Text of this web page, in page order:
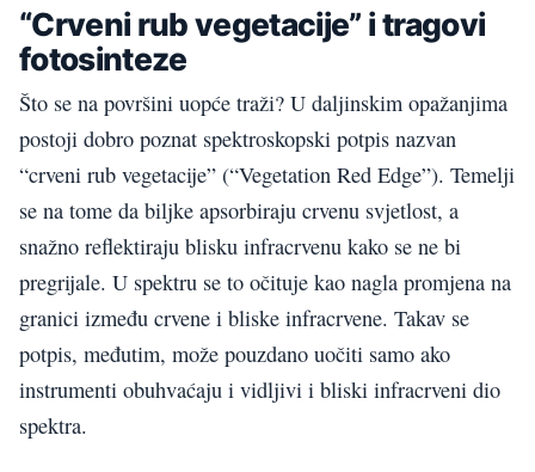
“Crveni rub vegetacije” i tragovi
fotosinteze
Što se na površini uopće traži? U daljinskim opažanjima
postoji dobro poznat spektroskopski potpis nazvan
“crveni rub vegetacije” (“Vegetation Red Edge”). Temelji
se na tome da biljke apsorbiraju crvenu svjetlost, a
snažno reflektiraju blisku infracrvenu kako se ne bi
pregrijale. U spektru se to očituje kao nagla promjena na
granici između crvene i bliske infracrvene. Takav se
potpis, međutim, može pouzdano uočiti samo ako
instrumenti obuhvaćaju i vidljivi i bliski infracrveni dio
spektra.